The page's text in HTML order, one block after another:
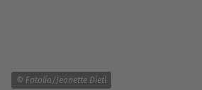
© Fotolia/Jeanette Dietl